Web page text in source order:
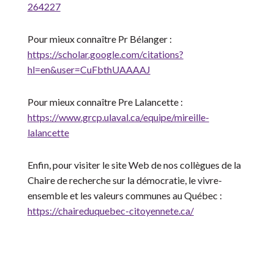
264227
Pour mieux connaître Pr Bélanger :
https://scholar.google.com/citations?
hl=en&user=CuFbthUAAAAJ
Pour mieux connaître Pre Lalancette :
https://www.grcp.ulaval.ca/equipe/mireille-
lalancette
Enfin, pour visiter le site Web de nos collègues de la
Chaire de recherche sur la démocratie, le vivre-
ensemble et les valeurs communes au Québec :
https://chaireduquebec-citoyennete.ca/